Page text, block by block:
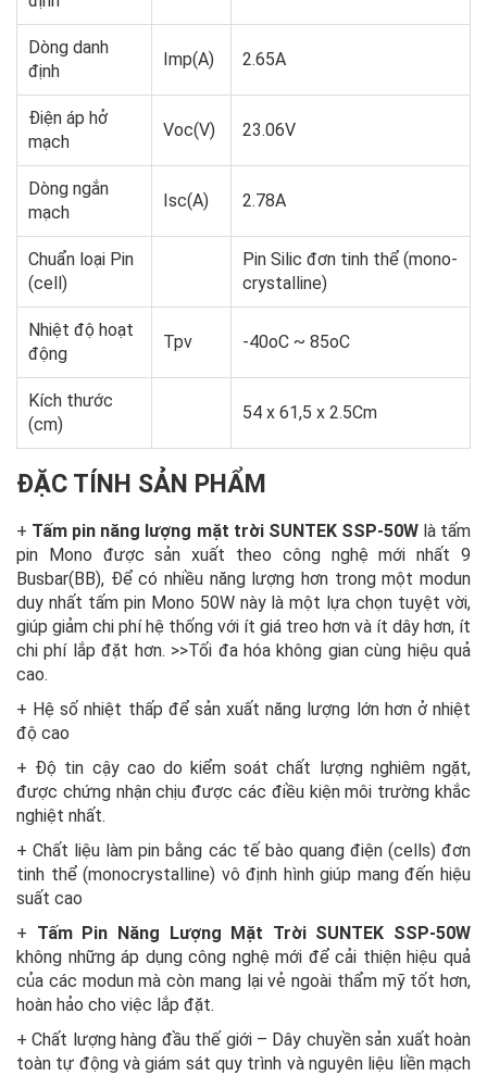
Dòng danh
định
Imp(A) 2.65A
Điện áp hở
mạch
Voc(V) 23.06V
Dòng ngắn
mạch
Isc(A) 2.78A
Chuẩn loại Pin
(cell)
Pin Silic đơn tinh thể (mono-
crystalline)
Nhiệt độ hoạt
động
Tpv -40oC ~ 85oC
Kích thước
(cm)
54 x 61,5 x 2.5Cm
ĐẶC TÍNH SẢN PHẨM
+ Tấm pin năng lượng mặt trời SUNTEK SSP-50Wlà tấm
pin Mono được sản xuất theo công nghệ mới nhất 9
Busbar(BB), Để có nhiều năng lượng hơn trong một modun
duy nhất tấm pin Mono 50W này là một lựa chọn tuyệt vời,
giúp giảm chi phí hệ thống với ít giá treo hơn và ít dây hơn, ít
chi phí lắp đặt hơn. >>Tối đa hóa không gian cùng hiệu quả
cao.
+ Hệ số nhiệt thấp để sản xuất năng lượng lớn hơn ở nhiệt
độ cao
+ Độ tin cậy cao do kiểm soát chất lượng nghiêm ngặt,
được chứng nhận chịu được các điều kiện môi trường khắc
nghiệt nhất.
+ Chất liệu làm pin bằng các tế bào quang điện (cells) đơn
tinh thể (monocrystalline) vô định hình giúp mang đến hiệu
suất cao
+ Tấm Pin Năng Lượng Mặt Trời SUNTEK SSP-50W
không những áp dụng công nghệ mới để cải thiện hiệu quả
của các modun mà còn mang lại vẻ ngoài thẩm mỹ tốt hơn,
hoàn hảo cho việc lắp đặt.
+ Chất lượng hàng đầu thế giới – Dây chuyền sản xuất hoàn
toàn tự động và giám sát quy trình và nguyên liệu liền mạch